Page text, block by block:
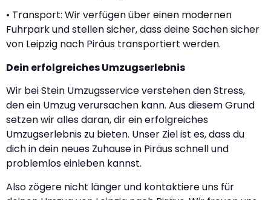
• Transport: Wir verfügen über einen modernen
Fuhrpark und stellen sicher, dass deine Sachen sicher
von Leipzig nach Piräus transportiert werden.
Dein erfolgreiches Umzugserlebnis
Wir bei Stein Umzugsservice verstehen den Stress,
den ein Umzug verursachen kann. Aus diesem Grund
setzen wir alles daran, dir ein erfolgreiches
Umzugserlebnis zu bieten. Unser Ziel ist es, dass du
dich in dein neues Zuhause in Piräus schnell und
problemlos einleben kannst.
Also zögere nicht länger und kontaktiere uns für